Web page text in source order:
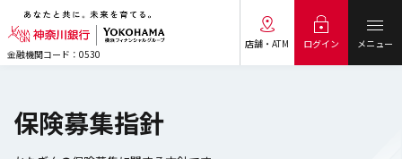
金融機関コード：0530
店舗・ATM ログイン メニュー
保険募集指針